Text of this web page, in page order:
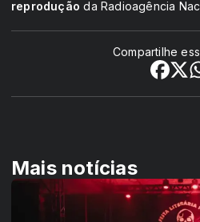
reprodução da Radioagência
Compartilhe
Mais notícias